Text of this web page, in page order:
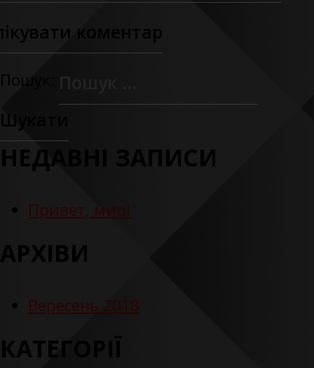
Пошук:
НЕДАВНІ ЗАПИСИ
Привет, мир!
АРХІВИ
Вересень 2018
КАТЕГОРІЇ